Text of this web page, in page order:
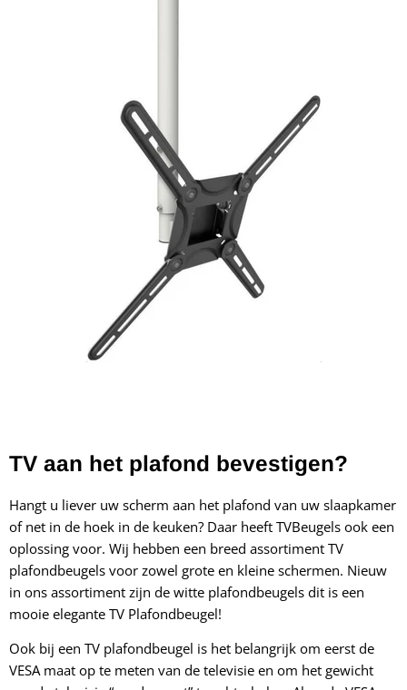
TV aan het plafond bevestigen?
Hangt u liever uw scherm aan het plafond van uw slaapkamer
of net in de hoek in de keuken? Daar heeft TVBeugels ook een
oplossing voor. Wij hebben een breed assortiment TV
plafondbeugels voor zowel grote en kleine schermen. Nieuw
in ons assortiment zijn de witte plafondbeugels dit is een
mooie elegante TV Plafondbeugel!
Ook bij een TV plafondbeugel is het belangrijk om eerst de
VESA maat op te meten van de televisie en om het gewicht